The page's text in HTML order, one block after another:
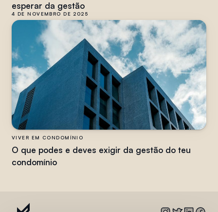
esperar da gestão
4 DE NOVEMBRO DE 2025
VIVER EM CONDOMÍNIO
O que podes e deves exigir da gestão do teu
condomínio